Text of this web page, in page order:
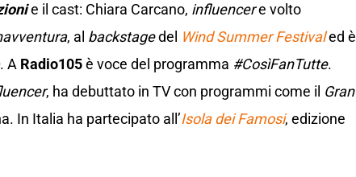
e il cast: Chiara Carcano, influencere volto
, al backstagedel Wind Summer Festivaled è
. A Radio105è voce del programma #CosìFanTutte.
, ha debuttato in TV con programmi come il Gran
In Italia ha partecipato all’Isola dei Famosi, edizione